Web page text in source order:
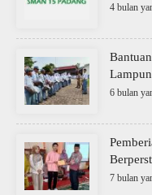
4 bulan
6 bulan
7 bulan